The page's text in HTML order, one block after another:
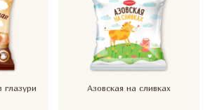
глазури Азовская на сливках